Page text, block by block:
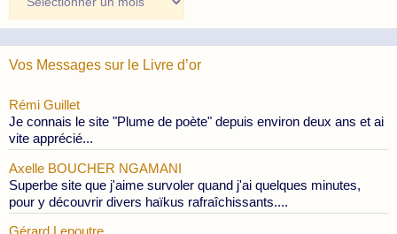
des
Publications
Vos Messages sur le Livre d’or
Rémi Guillet
Je connais le site "Plume de poète" depuis environ deux ans et ai
vite apprécié...
Axelle BOUCHER NGAMANI
Superbe site que j'aime survoler quand j'ai quelques minutes,
pour y découvrir divers haïkus rafraîchissants....